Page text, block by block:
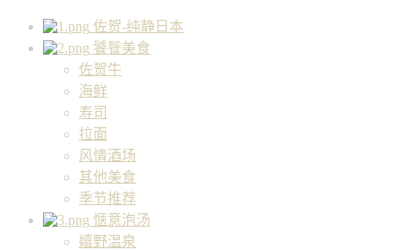
佐贺-纯静日本
饕餮美食
佐贺牛
海鲜
寿司
拉面
风情酒场
其他美食
季节推荐
惬意泡汤
嬉野温泉